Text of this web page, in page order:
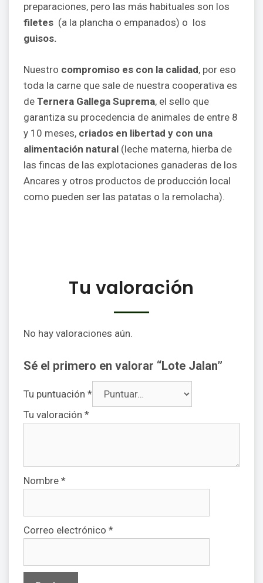
preparaciones, pero las más habituales son los
filetes (a la plancha o empanados) o los
guisos.
Nuestro compromiso es con la calidad, por eso
toda la carne que sale de nuestra cooperativa es
de Ternera Gallega Suprema, el sello que
garantiza su procedencia de animales de entre 8
y 10 meses, criados en libertad y con una
alimentación natural (leche materna, hierba de
las fincas de las explotaciones ganaderas de los
Ancares y otros productos de producción local
como pueden ser las patatas o la remolacha).
Tu valoración
No hay valoraciones aún.
Sé el primero en valorar “Lote Jalan”
Tu puntuación *
Tu valoración *
Nombre *
Correo electrónico *